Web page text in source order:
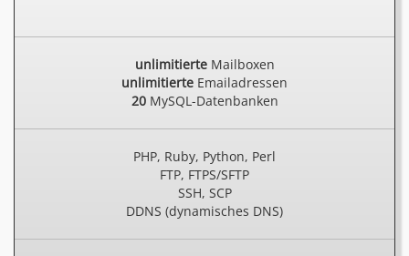
unlimitierteMailboxen
unlimitierte Emailadressen
20MySQL-Datenbanken
PHP, Ruby, Python, Perl
FTP, FTPS/SFTP
SSH, SCP
DDNS (dynamisches DNS)